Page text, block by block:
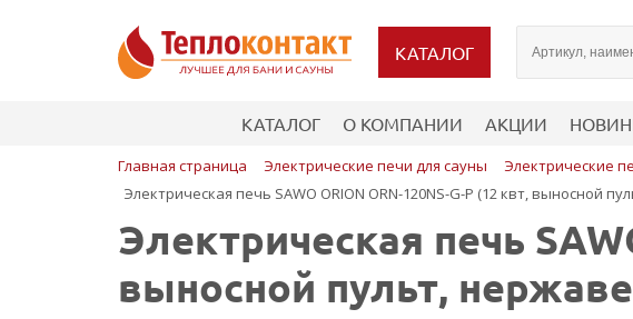
КАТАЛОГ
КАТАЛОГ О КОМПАНИИ АКЦИИ
Главная страница Электрические печи для сауны Электрические
Электрическая печь SAWO ORION ORN-120NS-G-P (12 квт, выносной
Электрическая печь
выносной пульт,